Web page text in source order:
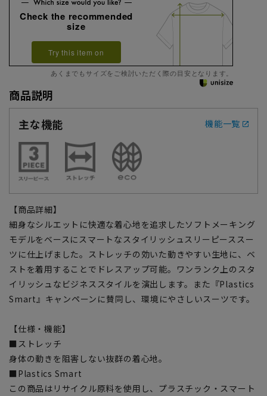
Check the recommended
size
Try this item on
あくまでもサイズをご検討いただく際の目安となります。
商品説明
主な機能
機能一覧
【商品詳細】
細身なシルエットに快適な着心地を追求したソフトメーキング
モデルをベースにスマートなスタイリッシュスリーピーススー
ツに仕上げました。ストレッチの効いた動きやすい生地に、ベ
ストを着用することでドレスアップ可能。ワンランク上のスタ
イリッシュなビジネススタイルを演出します。また『Plastics
Smart』キャンペーンに賛同し、環境にやさしいスーツです。
【仕様・機能】
■ストレッチ
身体の動きを阻害しない抜群の着心地。
■Plastics Smart
この商品はリサイクル原料を使用し、プラスチック・スマート